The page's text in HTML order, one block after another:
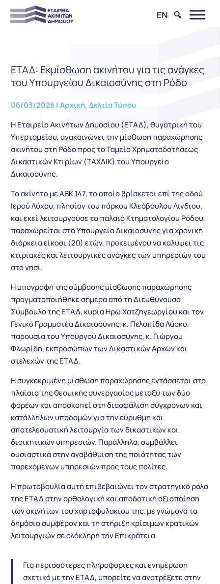
EN
ΕΤΑΔ: Εκμίσθωση ακινήτου για τις ανάγκες
του Υπουργείου Δικαιοσύνης στη Ρόδο
06/03/2026|Αρχική,Δελτία Τύπου
Η Εταιρεία Ακινήτων Δημοσίου (ΕΤΑΔ), θυγατρική του
Υπερταμείου, ανακοινώνει την μίσθωση παραχώρησης
ακινήτου στη Ρόδο προς το Ταμείο Χρηματοδοτήσεως
Δικαστικών Κτιρίων (ΤΑΧΔΙΚ) του Υπουργείο
Δικαιοσύνης.
Το ακίνητο με ΑΒΚ 147, το οποίο βρίσκεται επί της οδού
Ιερού Λόχου, πλησίον του πάρκου Κλεόβουλου Λίνδιου,
και εκεί λειτουργούσε το παλαιό Κτηματολογίου Ρόδου,
παραχωρείται στο Υπουργείο Δικαιοσύνης για χρονική
διάρκεια είκοσι (20) ετών, προκειμένου να καλύψει τις
κτιριακές και λειτουργικές ανάγκες των υπηρεσιών του
στο νησί.
Η υπογραφή της σύμβασης μίσθωσης παραχώρησης
πραγματοποιήθηκε σήμερα από τη Διευθύνουσα
Σύμβουλο της ΕΤΑΔ, κυρία Ηρώ Χατζηγεωργίου και τον
Γενικό Γραμματέα Δικαιοσύνης, κ. Πελοπίδα Λάσκο,
παρουσία του Υπουργού Δικαιοσύνης, κ. Γιώργου
Φλωρίδη, εκπροσώπων των Δικαστικών Αρχών και
στελεχών της ΕΤΑΔ.
Η συγκεκριμένη μίσθωση παραχώρησης εντάσσεται στο
πλαίσιο της θεσμικής συνεργασίας μεταξύ των δύο
φορέων και αποσκοπεί στη διασφάλιση σύγχρονων και
κατάλληλων υποδομών για την εύρυθμη και
αποτελεσματική λειτουργία των δικαστικών και
διοικητικών υπηρεσιών. Παράλληλα, συμβάλλει
ουσιαστικά στην αναβάθμιση της ποιότητας των
παρεχόμενων υπηρεσιών προς τους πολίτες.
Η πρωτοβουλία αυτή επιβεβαιώνει τον στρατηγικό ρόλο
της ΕΤΑΔ στην ορθολογική και αποδοτική αξιοποίηση
των ακινήτων του χαρτοφυλακίου της, με γνώμονα το
δημόσιο συμφέρον και τη στήριξη κρίσιμων κρατικών
λειτουργιών σε ολόκληρη την Επικράτεια.
Για περισσότερες πληροφορίες και ενημέρωση
σχετικά με την ΕΤΑΔ, μπορείτε να ανατρέξετε στην